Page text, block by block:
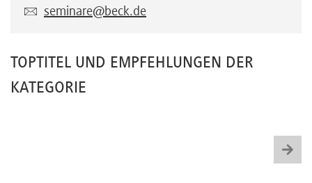
seminare@beck.de
TOPTITEL UND EMPFEHLUNGEN DER
KATEGORIE